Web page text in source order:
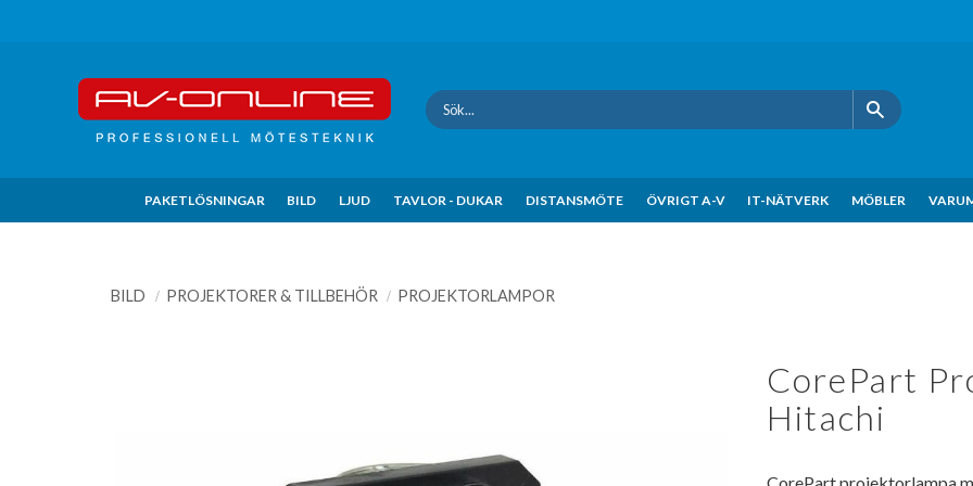
PAKETLÖSNINGAR BILD LJUD TAVLOR - DUKAR DISTANSMÖTE ÖVRIGT A-V IT-NÄTVERK MÖBLER
BILD PROJEKTORER & TILLBEHÖR PROJEKTORLAMPOR
CorePart
Hitachi